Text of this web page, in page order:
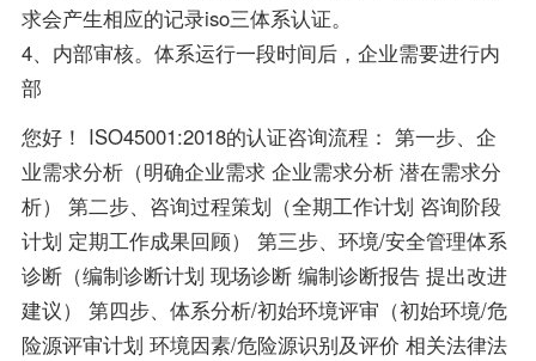
求会产生相应的记录iso三体系认证。
4、内部审核。体系运行一段时间后，企业需要进行内
部
您好！ ISO45001:2018的认证咨询流程： 第一步、企
业需求分析（明确企业需求 企业需求分析 潜在需求分
析） 第二步、咨询过程策划（全期工作计划 咨询阶段
计划 定期工作成果回顾） 第三步、环境/安全管理体系
诊断（编制诊断计划 现场诊断 编制诊断报告 提出改进
建议） 第四步、体系分析/初始环境评审（初始环境/危
险源评审计划 环境因素/危险源识别及评价 相关法律法